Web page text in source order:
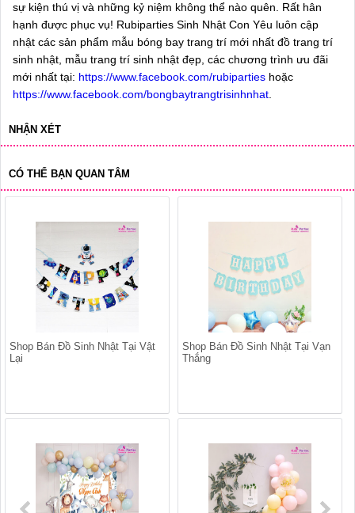
sự kiện thú vị và những kỷ niệm không thể nào quên. Rất hân
hạnh được phục vụ! Rubiparties Sinh Nhật Con Yêu luôn cập
nhật các sản phẩm mẫu bóng bay trang trí mới nhất đồ trang trí
sinh nhật, mẫu trang trí sinh nhật đẹp, các chương trình ưu đãi
mới nhất tại: https://www.facebook.com/rubiparties hoặc
https://www.facebook.com/bongbaytrangtrisinhnhat
NHẬN XÉT
CÓ THỂ BẠN QUAN TÂM
Shop Bán Đồ Sinh Nhật Tại Vật
Lại
Shop Bán Đồ Sinh Nhật Tại Vạn
Thắng